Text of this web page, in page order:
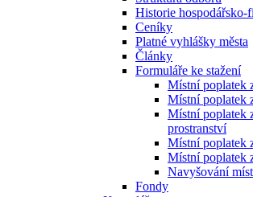
Historie hospodářsko-
Ceníky
Platné vyhlášky města
Články
Formuláře ke stažení
Místní poplatek
Místní poplatek
Místní poplatek
prostranství
Místní poplatek
Místní poplatek
Navyšování
Fondy